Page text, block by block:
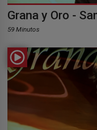
Grana y Oro -
59 Minutos